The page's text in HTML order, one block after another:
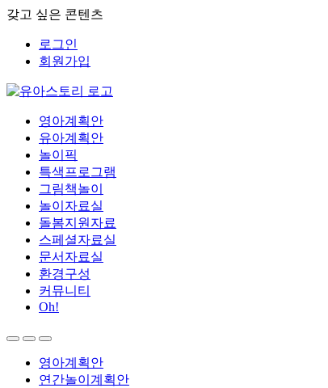
갖고 싶은 콘텐츠
로그인
회원가입
영아계획안
유아계획안
놀이픽
특색프로그램
그림책놀이
놀이자료실
돌봄지원자료
스페셜자료실
문서자료실
환경구성
커뮤니티
Oh!
영아계획안
연간놀이계획안